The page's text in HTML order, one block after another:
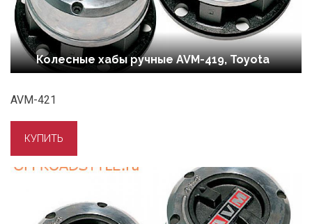
Колесные хабы ручные AVM-419, Toyota
AVM-421